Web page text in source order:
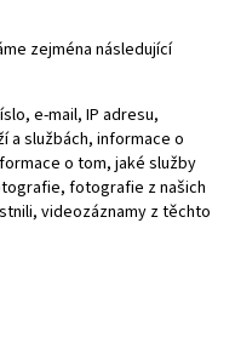
zejména následující
e-mail, IP adresu,
a službách, informace o
o tom, jaké služby
fotografie z našich
videozáznamy z těchto